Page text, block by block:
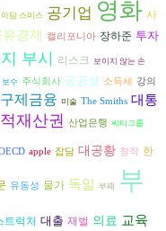
아담 스미스 공기업 영화 사
경제 캘리포니아 장하준 투자
부시 리스크 보이지 않는 손
보수 주식회사 공공성 소득세
강의
구제금융 미술 The Smiths 대통
재산권 산업은행 씨티그룹
apple 잡담 대공황 창작 한
유동성 물가 독일 부패
부
트럭처 대출 재벌 의료 교육